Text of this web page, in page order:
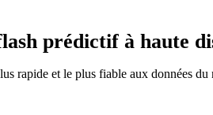
prédictif à haute
rapide et le plus fiable aux données